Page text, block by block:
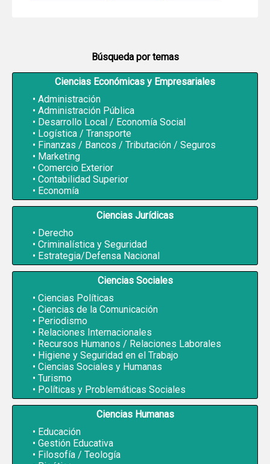
Búsqueda por temas
Ciencias Económicas y Empresariales
Administración
Administración Pública
Desarrollo Local / Economía Social
Logística / Transporte
Finanzas / Bancos / Tributación / Seguros
Marketing
Comercio Exterior
Contabilidad Superior
Economía
Ciencias Jurídicas
Derecho
Criminalística y Seguridad
Estrategia/Defensa Nacional
Ciencias Sociales
Ciencias Políticas
Ciencias de la Comunicación
Periodismo
Relaciones Internacionales
Recursos Humanos / Relaciones Laborales
Higiene y Seguridad en el Trabajo
Ciencias Sociales y Humanas
Turismo
Políticas y Problemáticas Sociales
Ciencias Humanas
Educación
Gestión Educativa
Filosofía / Teología